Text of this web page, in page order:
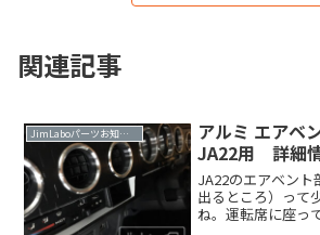
関連記事
JimLaboパーツお知らせ
アルミ エアベ
JA22用 詳細
JA22のエアベン
出るところ）って
ね。運転席に座っ